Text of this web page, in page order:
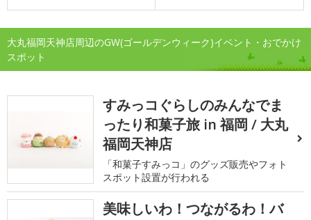
大丸福岡天神店周辺のGW(ゴールデンウィーク)イベント・おでかけ
スポット
すみっコぐらしのみんなでま
ったり和菓子旅 in 福岡 / 大丸
福岡天神店
「和菓子すみっコ」のグッズ販売やフォト
スポット設置が行われる
美味しいわ！つながるわ！バ